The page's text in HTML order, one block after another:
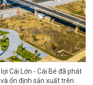
Cái Lớn - Cái Bé đã phát
ổn định sản xuất trên